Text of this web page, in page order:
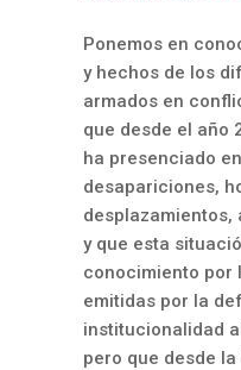
Ponemos en
y hechos de los
armados en
que desde el año
ha presenciado
desapariciones,
desplazamientos,
y que esta
conocimiento por
emitidas por la
institucionalidad
pero que desde